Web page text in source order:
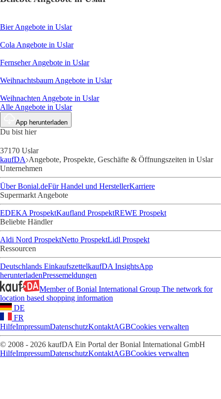
BierAngebote in Uslar
Cola Angebote in Uslar
FernseherAngebote in Uslar
Weihnachtsbaum Angebote in Uslar
Weihnachten Angebote in Uslar
Alle Angebote in Uslar
App herunterladen
Du bist hier
37170 Uslar
kaufDA Angebote, Prospekte, Geschäfte & Öffnungszeiten in Uslar
Unternehmen
Über Bonial.deFür Handel und HerstellerKarriere
Supermarkt Angebote
EDEKA ProspektKaufland ProspektREWE Prospekt
Beliebte Händler
Aldi Nord ProspektNetto ProspektLidl Prospekt
Ressourcen
Deutschlands EinkaufszettelkaufDA InsightsApp
herunterladenPressemeldungen
Member of Bonial International Group The network for
location based shopping information
DE
FR
HilfeImpressumDatenschutzKontaktAGBCookies verwalten
© 2008 - 2026 kaufDA Ein Portal der Bonial International GmbH
HilfeImpressumDatenschutzKontaktAGBCookies verwalten